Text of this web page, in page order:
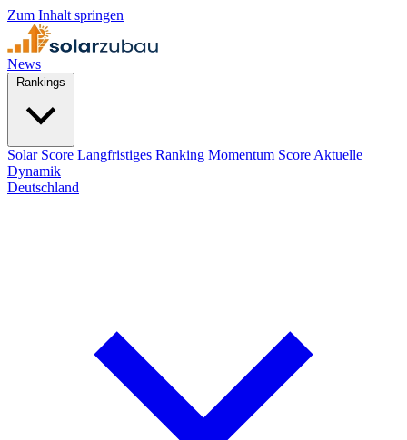
Zum Inhalt springen
News
Solar Score Langfristiges Ranking Momentum Score Aktuelle
Dynamik
Deutschland